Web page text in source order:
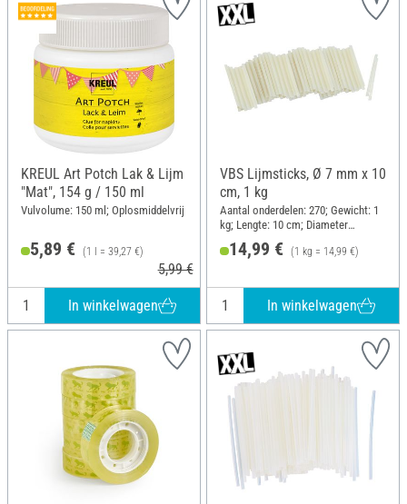
KREUL Art Potch Lak & Lijm
"Mat", 154 g / 150 ml
Vulvolume: 150 ml; Oplosmiddelvrij
5,89 € (1 l = 39,27 €)
5,99 €
In winkelwagen
VBS Lijmsticks, Ø 7 mm x 10
cm, 1 kg
Aantal onderdelen: 270; Gewicht: 1
kg; Lengte: 10 cm; Diameter
14,99 € (1 kg = 14,99 €)
In winkelwagen